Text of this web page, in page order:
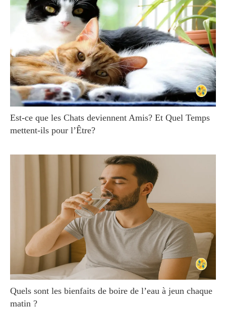
Est-ce que les Chats deviennent Amis? Et Quel Temps
mettent-ils pour l’Être?
Quels sont les bienfaits de boire de l’eau à jeun chaque
matin ?